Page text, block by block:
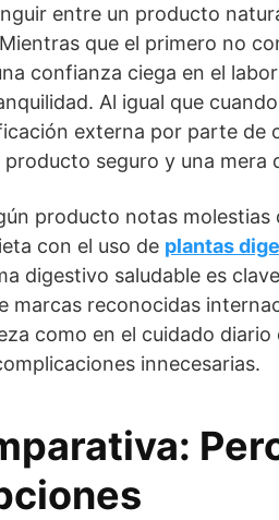
entre un producto
que el primero no
confianza ciega en el
Al igual que
externa por parte de
seguro y una mera
producto notas
con el uso de plantas
digestivo saludable es
marcas reconocidas
como en el cuidado
innecesarias.